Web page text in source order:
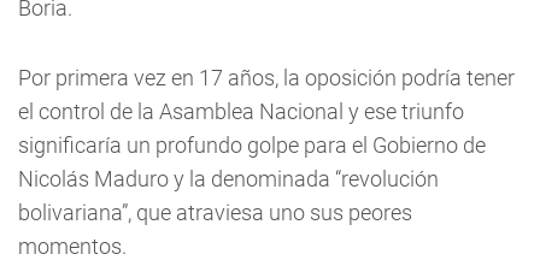
Boria.
Por primera vez en 17 años, la oposición podría tener
el control de la Asamblea Nacional y ese triunfo
significaría un profundo golpe para el Gobierno de
Nicolás Maduro y la denominada “revolución
bolivariana”, que atraviesa uno sus peores
momentos.